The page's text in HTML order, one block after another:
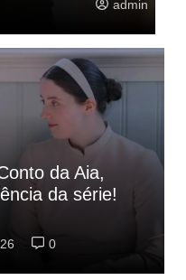
da Aia,
da série!
0